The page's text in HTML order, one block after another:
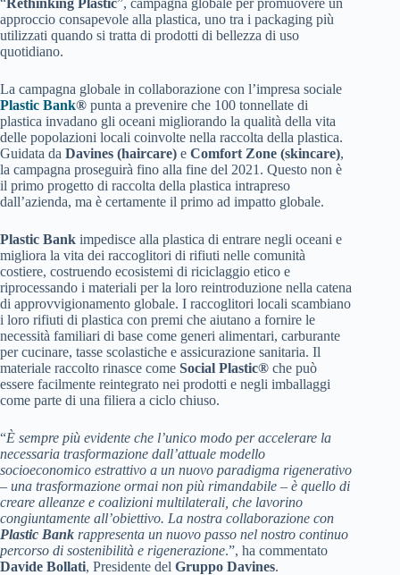
“Rethinking Plastic”, campagna globale per promuovere un
approccio consapevole alla plastica, uno tra i packaging più
utilizzati quando si tratta di prodotti di bellezza di uso
quotidiano.
La campagna globale in collaborazione con l’impresa sociale
Plastic Bank® punta a prevenire che 100 tonnellate di
plastica invadano gli oceani migliorando la qualità della vita
delle popolazioni locali coinvolte nella raccolta della plastica.
Guidata da Davines (haircare) e Comfort Zone (skincare),
la campagna proseguirà fino alla fine del 2021. Questo non è
il primo progetto di raccolta della plastica intrapreso
dall’azienda, ma è certamente il primo ad impatto globale.
Plastic Bank impedisce alla plastica di entrare negli oceani e
migliora la vita dei raccoglitori di rifiuti nelle comunità
costiere, costruendo ecosistemi di riciclaggio etico e
riprocessando i materiali per la loro reintroduzione nella catena
di approvvigionamento globale. I raccoglitori locali scambiano
i loro rifiuti di plastica con premi che aiutano a fornire le
necessità familiari di base come generi alimentari, carburante
per cucinare, tasse scolastiche e assicurazione sanitaria. Il
materiale raccolto rinasce come Social Plastic® che può
essere facilmente reintegrato nei prodotti e negli imballaggi
come parte di una filiera a ciclo chiuso.
“È sempre più evidente che l’unico modo per accelerare la
necessaria trasformazione dall’attuale modello
socioeconomico estrattivo a un nuovo paradigma rigenerativo
– una trasformazione ormai non più rimandabile – è quello di
creare alleanze e coalizioni multilaterali, che lavorino
congiuntamente all’obiettivo. La nostra collaborazione con
Plastic Bank rappresenta un nuovo passo nel nostro continuo
percorso di sostenibilità e rigenerazione.”, ha commentato
Davide Bollati, Presidente del Gruppo Davines.